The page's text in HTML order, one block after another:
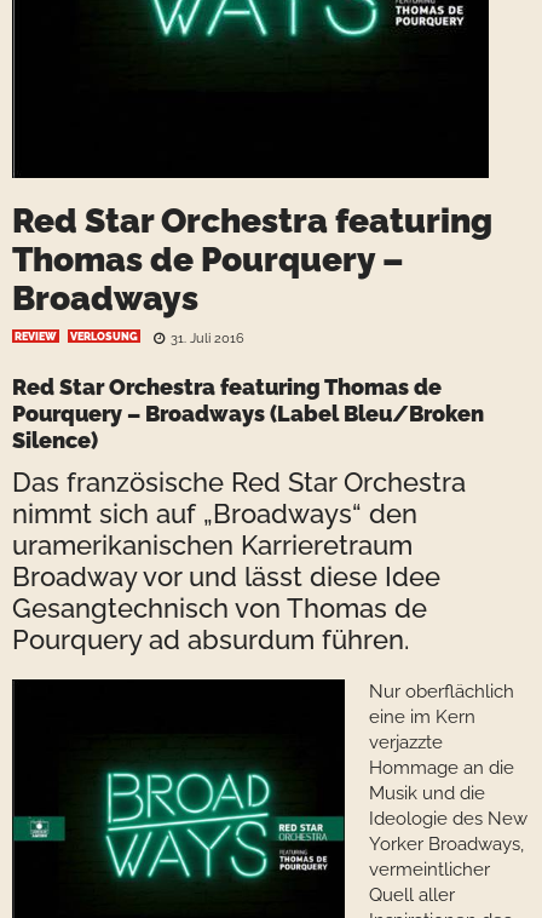
Red Star Orchestra featuring
Thomas de Pourquery –
Broadways
REVIEW VERLOSUNG 31. Juli 2016
Red Star Orchestra featuring Thomas de
Pourquery – Broadways (Label Bleu/Broken
Silence)
Das französische Red Star Orchestra
nimmt sich auf „Broadways“ den
uramerikanischen Karrieretraum
Broadway vor und lässt diese Idee
Gesangtechnisch von Thomas de
Pourquery ad absurdum führen.
Nur oberflächlich
eine im Kern
verjazzte
Hommage an die
Musik und die
Ideologie des New
Yorker Broadways,
vermeintlicher
Quell aller